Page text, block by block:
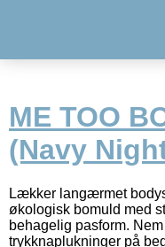
ME TOO
(Navy
Lækker langærmet
økologisk bomuld med
behagelig pasform.
trykknaplukninger på